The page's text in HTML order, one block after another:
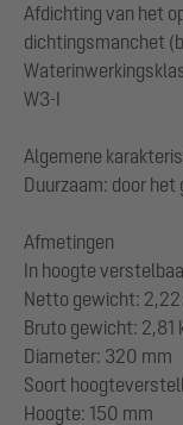
Afdichting van het
dichtingsmanchet
W3-I
Algemene
Duurzaam: door
Afmetingen
In hoogte
Netto gewicht: 2,22
Bruto gewicht: 2,81
Diameter: 320 mm
Soort
Hoogte: 150 mm